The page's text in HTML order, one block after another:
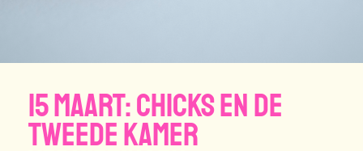
15 MAART: CHICKS EN DE
TWEEDE KAMER